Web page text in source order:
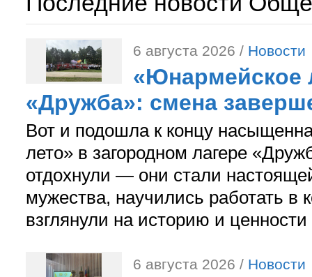
6 августа 2026 / Новости
«Юнармейское
«Дружба»: смена
Вот и подошла к концу
лето» в загородном лагере
отдохнули — они стали
мужества, научились работать в
взглянули на историю и
6 августа 2026 / Новости